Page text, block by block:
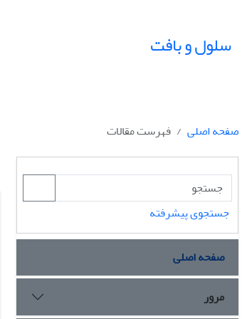
سلول و بافت
صفحه اصلی
فهرست مقالات
جستجوی پیشرفته
صفحه اصلی
مرور